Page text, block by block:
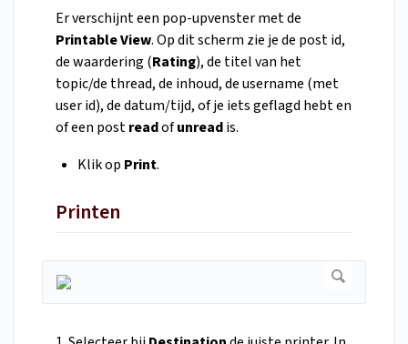
Er verschijnt een pop-upvenster met de
Printable View. Op dit scherm zie je de post id,
de waardering (Rating), de titel van het
topic/de thread, de inhoud, de username (met
user id), de datum/tijd, of je iets geflagd hebt en
of een postreadofunreadis.
Klik op Print.
Printen